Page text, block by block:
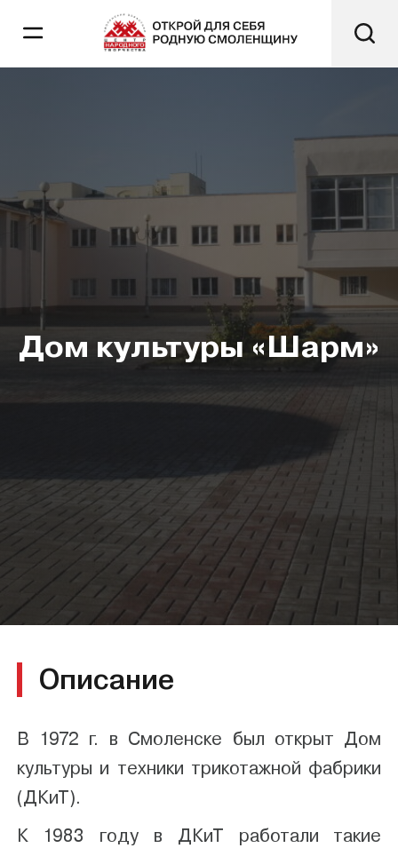
Дом культуры «Шарм»
Описание
В 1972 г. в Смоленске был открыт Дом
культуры и техники трикотажной фабрики
(ДКиТ).
К 1983 году в ДКиТ работали такие